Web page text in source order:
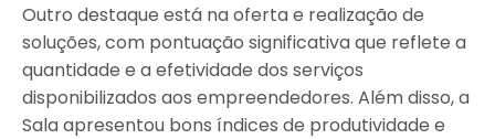
Outro destaque está na oferta e realização de
soluções, com pontuação significativa que reflete a
quantidade e a efetividade dos serviços
disponibilizados aos empreendedores. Além disso, a
Sala apresentou bons índices de produtividade e